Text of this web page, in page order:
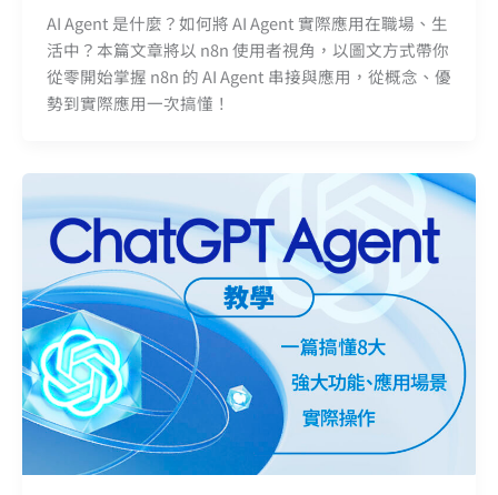
AI Agent 是什麼？如何將 AI Agent 實際應用在職場、生
活中？本篇文章將以 n8n 使用者視角，以圖文方式帶你
從零開始掌握 n8n 的 AI Agent 串接與應用，從概念、優
勢到實際應用一次搞懂！